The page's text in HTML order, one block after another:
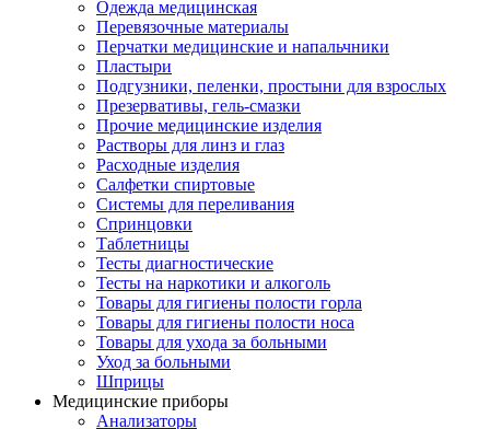
Одежда медицинская
Перевязочные материалы
Перчатки медицинские и напальчники
Пластыри
Подгузники, пеленки, простыни для взрослых
Презервативы, гель-смазки
Прочие медицинские изделия
Растворы для линз и глаз
Расходные изделия
Салфетки спиртовые
Системы для переливания
Спринцовки
Таблетницы
Тесты диагностические
Тесты на наркотики и алкоголь
Товары для гигиены полости горла
Товары для гигиены полости носа
Товары для ухода за больными
Уход за больными
Шприцы
Медицинские приборы
Анализаторы